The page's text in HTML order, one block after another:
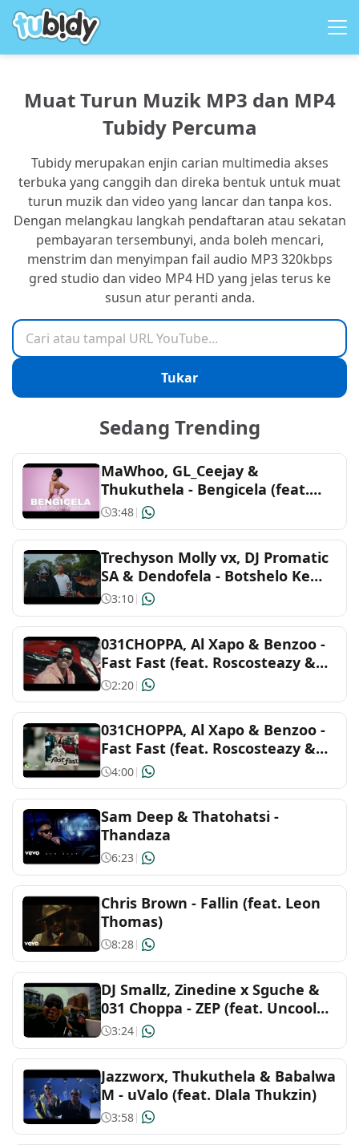
Chill
Commute
Energize
Focus
Gaming
Romance
Sleep
Workout
African
Arabic
Blues
Cantopop
Christian & gospel
Country and Americana
Dance and electronic
Decades
Family
Folk and acoustic
Hip-hop
Indonesian
Login
My Playlists
Upload
English
Indonesian
Malay
Portuguese
Spanish
Arabic
Turkish
Muat Turun Muzik MP3 dan MP4
Tubidy Percuma
Tubidy merupakan enjin carian multimedia akses
terbuka yang canggih dan direka bentuk untuk muat
turun muzik dan video yang lancar dan tanpa kos.
Dengan melangkau langkah pendaftaran atau sekatan
pembayaran tersembunyi, anda boleh mencari,
menstrim dan menyimpan fail audio MP3 320kbps
gred studio dan video MP4 HD yang jelas terus ke
susun atur peranti anda.
Cari atau tampal URL YouTube
Tukar
Sedang Trending
MaWhoo, GL_Ceejay &
Thukuthela - Bengicela (feat.
Jazzworx)
3:48|
Trechyson Molly vx, DJ Promatic
SA & Dendofela - Botshelo Ke
Eng
3:10|
031CHOPPA, Al Xapo & Benzoo -
Fast Fast (feat. Roscosteazy &
Optimist Music ZA)
2:20|
031CHOPPA, Al Xapo & Benzoo -
Fast Fast (feat. Roscosteazy &
Optimist Music ZA)
4:00|
Sam Deep & Thatohatsi -
Thandaza
6:23 |
Chris Brown - Fallin (feat. Leon
Thomas)
8:28|
DJ Smallz, Zinedine x Sguche &
031 Choppa - ZEP (feat. Uncool
MC)
3:24|
Jazzworx, Thukuthela & Babalwa
M - uValo (feat. Dlala Thukzin)
3:58|